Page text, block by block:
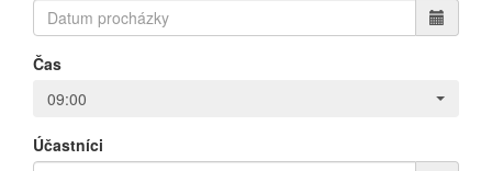
Čas
09:00
Účastníci